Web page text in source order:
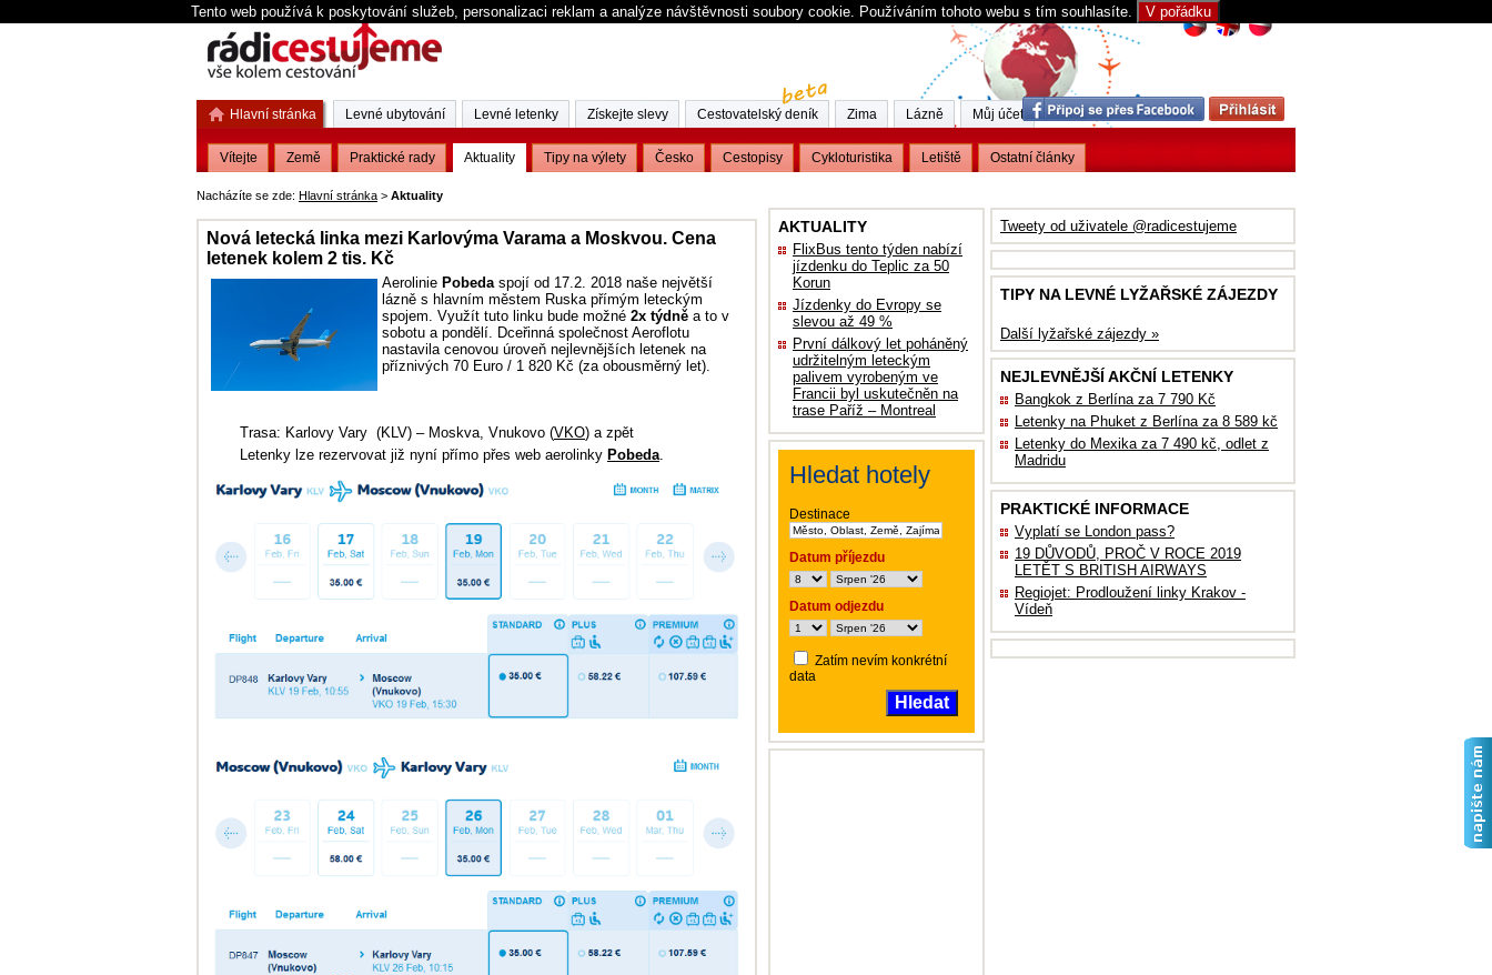
Tento web používá k poskytování služeb, personalizaci reklam a analýze návštěvnosti soubory cookie. Používáním tohoto webu s tím souhlasíte. V pořádku
Nacházíte se zde: Hlavní stránka > Aktuality
Nová letecká linka mezi Karlovýma Varama a Moskvou. Cena
letenek kolem 2 tis. Kč
Aerolinie Pobedaspojí od 17.2. 2018 naše největší
lázně s hlavním městem Ruska přímým leteckým
spojem. Využít tuto linku bude možné 2x týdně a to v
sobotu a pondělí. Dceřinná společnost Aeroflotu
nastavila cenovou úroveň nejlevnějších letenek na
příznivých 70 Euro / 1 820 Kč (za obousměrný let).
Trasa: Karlovy Vary (KLV) – Moskva, Vnukovo (VKO) a zpět
Letenky lze rezervovat již nyní přímo přes web aerolinky Pobeda.
Tweety od uživatele @radicestujeme
TIPY NA LEVNÉ LYŽAŘSKÉ ZÁJEZDY
Další lyžařské zájezdy »
NEJLEVNĚJŠÍ AKČNÍ LETENKY
Bangkok z Berlína za 7 790 Kč
Letenky na Phuket z Berlína za 8 589 kč
Letenky do Mexika za 7 490 kč, odlet z
Madridu
PRAKTICKÉ INFORMACE
Vyplatí se London pass?
19 DŮVODŮ, PROČ V ROCE 2019
LETĚT S BRITISH AIRWAYS
Regiojet: Prodloužení linky Krakov -
Vídeň
AKTUALITY
FlixBus tento týden nabízí
jízdenku do Teplic za 50
Korun
Jízdenky do Evropy se
slevou až 49 %
První dálkový let poháněný
udržitelným leteckým
palivem vyrobeným ve
Francii byl uskutečněn na
trase Paříž – Montreal
Hledat hotely
Destinace
Datum příjezdu
Datum odjezdu
Zatím nevím konkrétní
data
Hledat
Hlavní stránka
Vítejte Země Praktické rady Aktuality Tipy na výlety Česko Cestopisy Cykloturistika Letiště Ostatní články
Levné ubytování Levné letenky Získejte slevy Cestovatelský deník Zima Lázně Můj účet